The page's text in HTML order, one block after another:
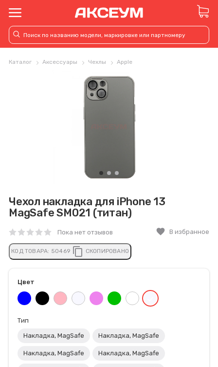
Каталог Аксессуары Чехлы Apple
Чехол накладка для iPhone 13
MagSafe SM021 (титан)
Пока нет отзывов favorite В избранное
КОД ТОВАРА: 50469 content_copy СКОПИРОВАНО
Цвет
Тип
Накладка, MagSafe Накладка, MagSafe
Накладка, MagSafe Накладка, MagSafe